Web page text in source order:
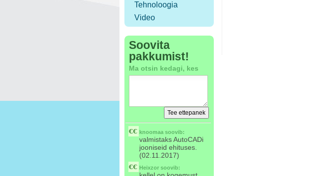
Tehnoloogia
Video
Soovita
pakkumist!
Ma otsin kedagi, kes
knoomaa soovib:
valmistaks AutoCADi
jooniseid ehituses.
(02.11.2017)
Heixzor soovib: